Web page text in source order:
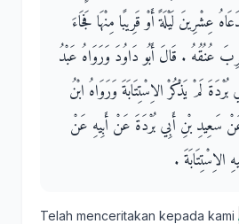
عِشْرِينَ لَيْلَةً أَوْ قَرِيبًا مِنْهَا فَجَاءَ
عُنُقُهُ ‏.‏ قَالَ أَبُو دَاوُدَ وَرَوَاهُ عَبْدُ
لَمْ يَذْكُرْ الاِسْتِتَابَةَ وَرَوَاهُ ابْنُ
سَعِيدِ بْنِ أَبِي بُرْدَةَ عَنْ أَبِيهِ عَنْ
الاِسْتِتَابَةَ ‏.‏
Telah menceritakan kepada kami